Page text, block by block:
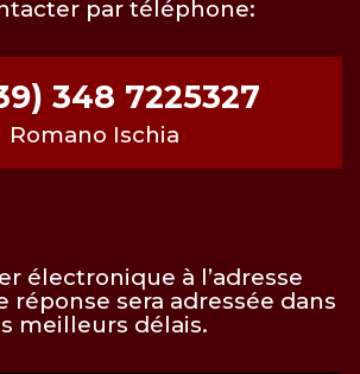
par téléphone:
348 7225327
Romano Ischia
électronique à l’adresse
réponse sera adressée dans
meilleurs délais.